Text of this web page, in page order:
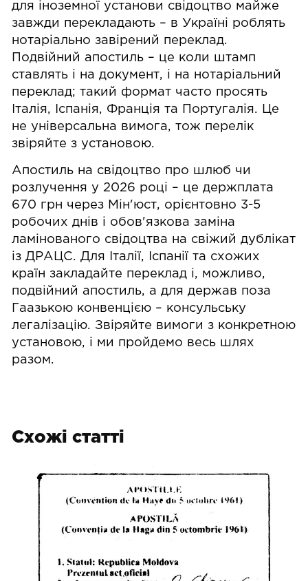
для іноземної установи свідоцтво майже
завжди перекладають – в Україні роблять
нотаріально завірений переклад.
Подвійний апостиль – це коли штамп
ставлять і на документ, і на нотаріальний
переклад; такий формат часто просять
Італія, Іспанія, Франція та Португалія. Це
не універсальна вимога, тож перелік
звіряйте з установою.
Апостиль на свідоцтво про шлюб чи
розлучення у 2026 році – це держплата
670 грн через Мін'юст, орієнтовно 3-5
робочих днів і обов'язкова заміна
ламінованого свідоцтва на свіжий дублікат
із ДРАЦС. Для Італії, Іспанії та схожих
країн закладайте переклад і, можливо,
подвійний апостиль, а для держав поза
Гаазькою конвенцією – консульську
легалізацію. Звіряйте вимоги з конкретною
установою, і ми пройдемо весь шлях
разом.
Схожі статті